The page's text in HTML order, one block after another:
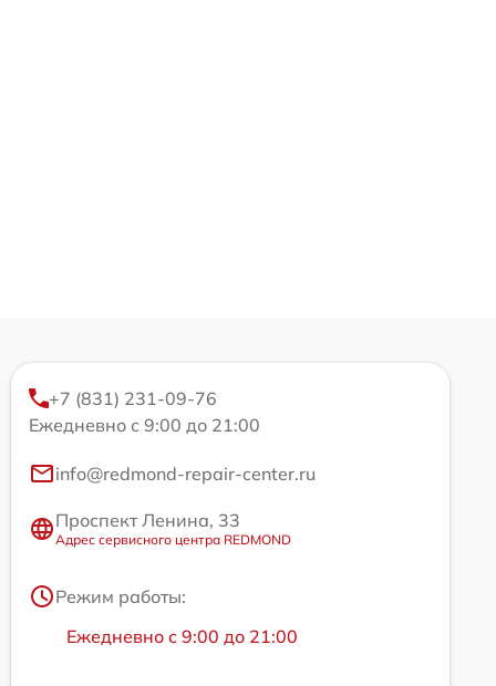
+7 (831) 231-09-76
Ежедневно с 9:00 до 21:00
info@redmond-repair-center.ru
Проспект Ленина, 33
Адрес сервисного центра REDMOND
Режим работы:
Ежедневно с 9:00 до 21:00